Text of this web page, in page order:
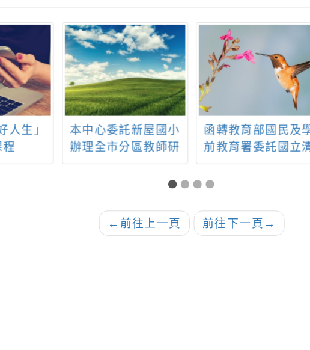
人生」
程
本中心委託新屋國小
辦理全市分區教師研
函轉教育部國民及
前教育署委託國立
育科學家培育研習活
加
← 前往上一頁 前往下一頁 →